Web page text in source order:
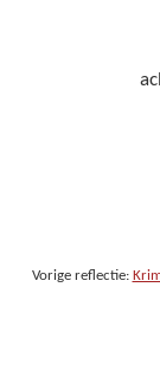
Vorige reflectie: